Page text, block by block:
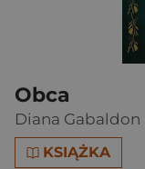
Obca
Diana Gabaldon
KSIĄŻKA